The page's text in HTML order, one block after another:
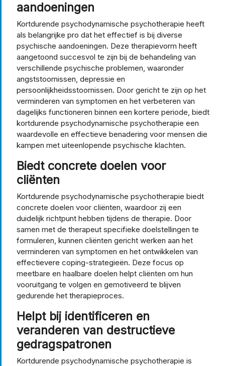
aandoeningen
Kortdurende psychodynamische psychotherapie heeft
als belangrijke pro dat het effectief is bij diverse
psychische aandoeningen. Deze therapievorm heeft
aangetoond succesvol te zijn bij de behandeling van
verschillende psychische problemen, waaronder
angststoornissen, depressie en
persoonlijkheidsstoornissen. Door gericht te zijn op het
verminderen van symptomen en het verbeteren van
dagelijks functioneren binnen een kortere periode, biedt
kortdurende psychodynamische psychotherapie een
waardevolle en effectieve benadering voor mensen die
kampen met uiteenlopende psychische klachten.
Biedt concrete doelen voor
cliënten
Kortdurende psychodynamische psychotherapie biedt
concrete doelen voor cliënten, waardoor zij een
duidelijk richtpunt hebben tijdens de therapie. Door
samen met de therapeut specifieke doelstellingen te
formuleren, kunnen cliënten gericht werken aan het
verminderen van symptomen en het ontwikkelen van
effectievere coping-strategieën. Deze focus op
meetbare en haalbare doelen helpt cliënten om hun
vooruitgang te volgen en gemotiveerd te blijven
gedurende het therapieproces.
Helpt bij identificeren en
veranderen van destructieve
gedragspatronen
Kortdurende psychodynamische psychotherapie is